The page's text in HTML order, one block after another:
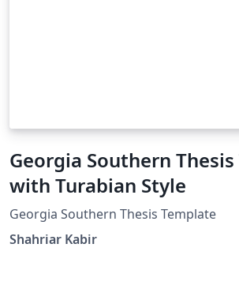
Georgia Southern
with Turabian Style
Georgia Southern Thesis Template
Shahriar Kabir